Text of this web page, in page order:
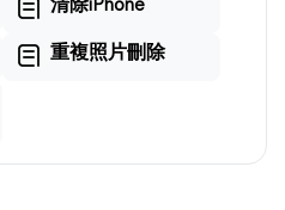
清除iPhone
重複照片刪除